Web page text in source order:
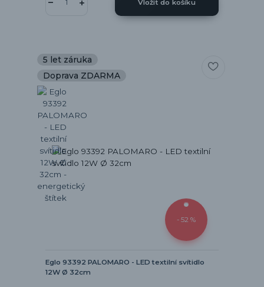
Vložit do košíku
5 let záruka
Doprava ZDARMA
- 52 %
Eglo 93392 PALOMARO - LED textilní svítidlo
12W Ø 32cm